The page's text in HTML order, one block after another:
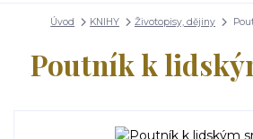
Úvod KNIHY Životopisy, dějiny
Poutník k